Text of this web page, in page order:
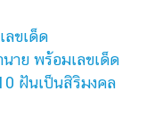
ลขเด็ด
าย พร้อมเลขเด็ด
ฝันเป็นสิริมงคล